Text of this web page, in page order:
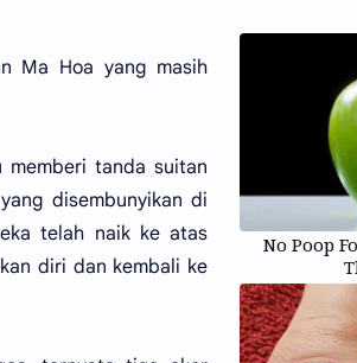
Ma Hoa yang masih
tanda suitan
disembunyikan di
telah naik ke atas
diri dan kembali ke
No Poop